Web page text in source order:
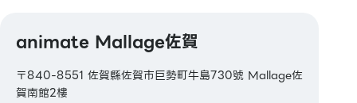
animate Mallage佐賀
〒840-8551 佐賀縣佐賀市巨勢町牛島730號 Mallage佐
賀南館2樓